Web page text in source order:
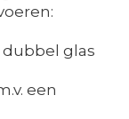
dubbel glas
een